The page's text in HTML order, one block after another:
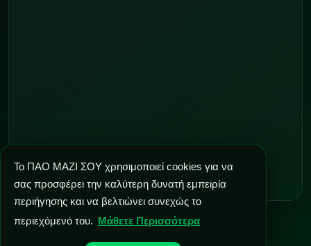
Το ΠΑΟ ΜΑΖΙ ΣΟΥ χρησιμοποιεί cookies για να
σας προσφέρει την καλύτερη δυνατή εμπειρία
περιήγησης και να βελτιώνει συνεχώς το
περιεχόμενό του. Μάθετε Περισσότερα